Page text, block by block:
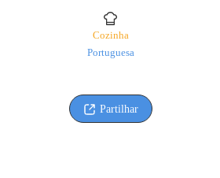
Cozinha
Portuguesa
Partilhar